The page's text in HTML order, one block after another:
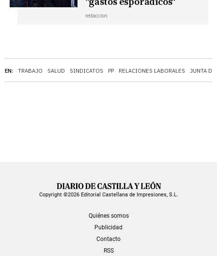
EN: TRABAJO SALUD SINDICATOS PP RELACIONES LABORALES JUNTA
redaccion
Copyright ©2026 Editorial Castellana de Impresiones, S.L.
Quiénes somos
Publicidad
Contacto
RSS